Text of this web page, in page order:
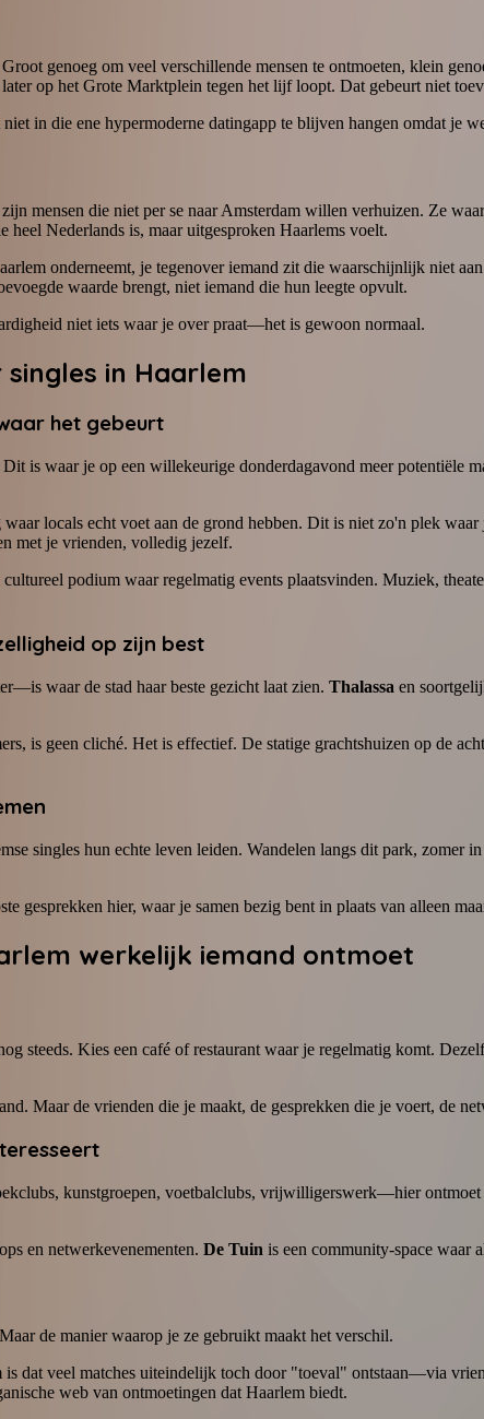
genoeg om veel verschillende mensen te ontmoeten, klein
op het Grote Marktplein tegen het lijf loopt. Dat gebeurt niet
in die ene hypermoderne datingapp te blijven hangen omdat je
mensen die niet per se naar Amsterdam willen verhuizen. Ze
heel Nederlands is, maar uitgesproken Haarlems voelt.
onderneemt, je tegenover iemand zit die waarschijnlijk niet
waarde brengt, niet iemand die hun leegte opvult.
niet iets waar je over praat—het is gewoon normaal.
in Haarlem
het gebeurt
is waar je op een willekeurige donderdagavond meer potentiële
locals echt voet aan de grond hebben. Dit is niet zo'n plek
met je vrienden, volledig jezelf.
cultureel podium waar regelmatig events plaatsvinden. Muziek,
op zijn best
waar de stad haar beste gezicht laat zien. Thalassa en
is geen cliché. Het is effectief. De statige grachtshuizen op de
singles hun echte leven leiden. Wandelen langs dit park,
gesprekken hier, waar je samen bezig bent in plaats van alleen
werkelijk iemand ontmoet
steeds. Kies een café of restaurant waar je regelmatig komt.
Maar de vrienden die je maakt, de gesprekken die je voert, de
kunstgroepen, voetbalclubs, vrijwilligerswerk—hier
en netwerkevenementen. De Tuin is een community-space waar
de manier waarop je ze gebruikt maakt het verschil.
is dat veel matches uiteindelijk toch door "toeval" ontstaan—via
web van ontmoetingen dat Haarlem biedt.